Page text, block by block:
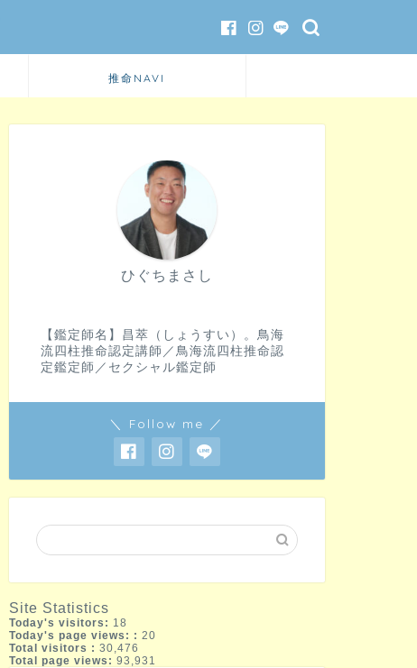
推命NAVI
ひぐちまさし
【鑑定師名】昌萃（しょうすい）。鳥海
流四柱推命認定講師／鳥海流四柱推命認
定鑑定師／セクシャル鑑定師
＼ Follow me ／
Site Statistics
Today's visitors: 18
Today's page views: : 20
Total visitors : 30,476
Total page views: 93,931